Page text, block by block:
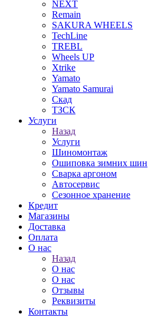
NEXT
Remain
SAKURA WHEELS
TechLine
TREBL
Wheels UP
Xtrike
Yamato
Yamato Samurai
Скад
ТЗСК
Услуги
Назад
Услуги
Шиномонтаж
Ошиповка зимних шин
Сварка аргоном
Автосервис
Сезонное хранение
Кредит
Магазины
Доставка
Оплата
О нас
Назад
О нас
О нас
Отзывы
Реквизиты
Контакты